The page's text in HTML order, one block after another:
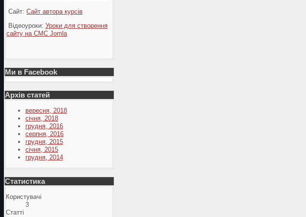
Сайт: Сайт автора курсів
Відеоуроки: Уроки для створення
сайту на СМС Jomla
Ми в Facebook
Архів статей
вересня, 2018
січня, 2018
грудня, 2016
серпня, 2016
грудня, 2015
січня, 2015
грудня, 2014
Статистика
Користувачі
3
Статті